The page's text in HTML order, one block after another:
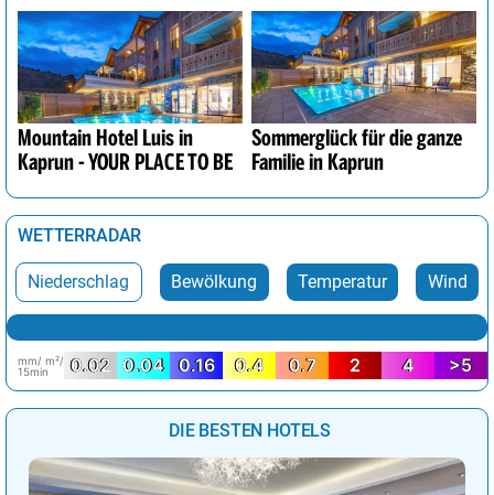
Mountain Hotel Luis in
Kaprun - YOUR PLACE TO BE
Sommerglück für die ganze
Familie in Kaprun
WETTERRADAR
Niederschlag Bewölkung Temperatur Wind
mm/ m²/
15min
0.02 0.04 0.16 0.4 0.7 2 4 >5
DIE BESTEN HOTELS